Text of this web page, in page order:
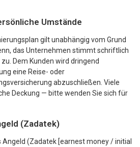
Umstände
gilt unabhängig vom Grund
das Unternehmen stimmt schriftlich
Dem Kunden wird dringend
eine Reise- oder
abzuschließen. Viele
Deckung — bitte wenden Sie sich für
(Zadatek)
(Zadatek [earnest money / initial